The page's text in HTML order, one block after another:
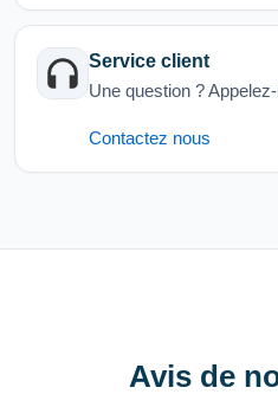
Service client
Une question ?
Contactez nous
Avis de